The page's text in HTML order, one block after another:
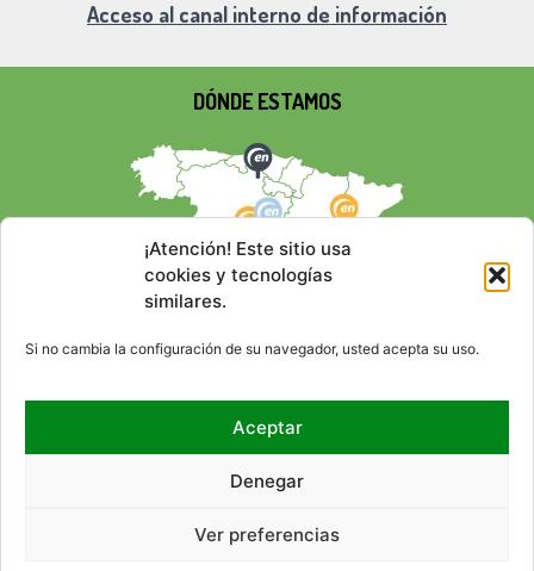
¡Atención! Este sitio usa
cookies y tecnologías
similares.
Si no cambia la configuración de su navegador, usted acepta su uso.
Aceptar
Denegar
Ver preferencias
Acceso al canal interno de información
DÓNDE ESTAMOS
REDES SOCIALES
MAPA DEL SITIO ACCESIBILIDAD